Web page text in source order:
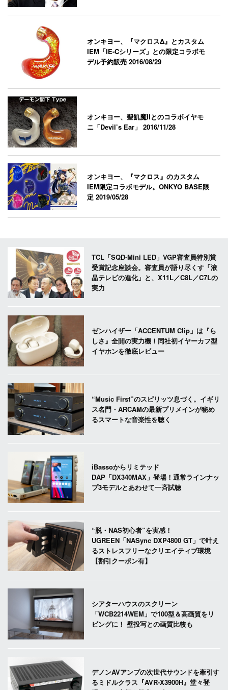
オンキヨー、『マクロスΔ』とカスタム
IEM「IE-Cシリーズ」との限定コラボモ
デル予約販売2016/08/29
オンキヨー、聖飢魔IIとのコラボイヤモ
ニ「Devil’s Ear」2016/11/28
オンキヨー、『マクロス』のカスタム
IEM限定コラボモデル。ONKYO BASE限
定2019/05/28
TCL「SQD-Mini LED」VGP審査員特別賞
受賞記念座談会。審査員が語り尽くす「液
晶テレビの進化」と、X11L／C8L／C7Lの
実力
ゼンハイザー「ACCENTUM Clip」は『ら
しさ』全開の実力機！同社初イヤーカフ型
イヤホンを徹底レビュー
“Music First”のスピリッツ息づく。イギリ
ス名門・ARCAMの最新プリメインが秘め
るスマートな音楽性を聴く
iBassoからリミテッド
DAP「DX340MAX」登場！通常ラインナッ
プ3モデルとあわせて一斉試聴
“脱・NAS初心者”を実感！
UGREEN「NASync DXP4800 GT」で叶え
るストレスフリーなクリエイティブ環境
【割引クーポン有】
シアターハウスのスクリーン
「WCB2214WEM」で100型＆高画質をリ
ビングに！ 壁投写との画質比較も
デノンAVアンプの次世代サウンドを牽引す
るミドルクラス『AVR-X3900H』堂々登